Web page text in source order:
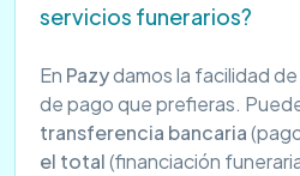
servicios funerarios?
En Pazydamos la facilidad
de pago que prefieras.
transferencia bancaria
el total(financiación